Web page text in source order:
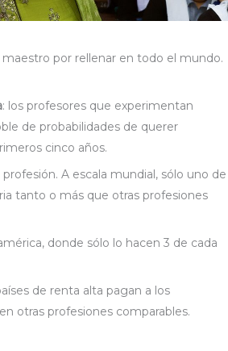
por rellenar en todo el mundo.
: los profesores que experimentan
de probabilidades de querer
cinco años.
A escala mundial, sólo uno de
tanto o más que otras profesiones
donde sólo lo hacen 3 de cada
de renta alta pagan a los
otras profesiones comparables.